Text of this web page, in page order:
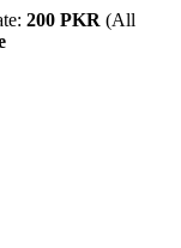
200 PKR (All